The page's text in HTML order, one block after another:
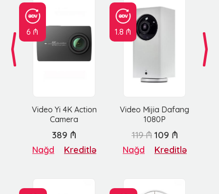
6 ₼
Video Yi 4K Action
Camera
1.8 ₼
Video Mijia Dafang
1080P
389 ₼
Nağd Kreditlə
119 ₼ 109 ₼
Nağd Kreditlə